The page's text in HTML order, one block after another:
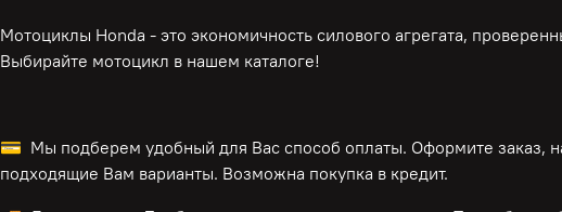
Мотоциклы Honda - это экономичность силового агрегата, п
Выбирайте мотоцикл в нашем каталоге!
💳 Мы подберем удобный для Вас способ оплаты. Оформите заказ,
подходящие Вам варианты. Возможна покупка в кредит.